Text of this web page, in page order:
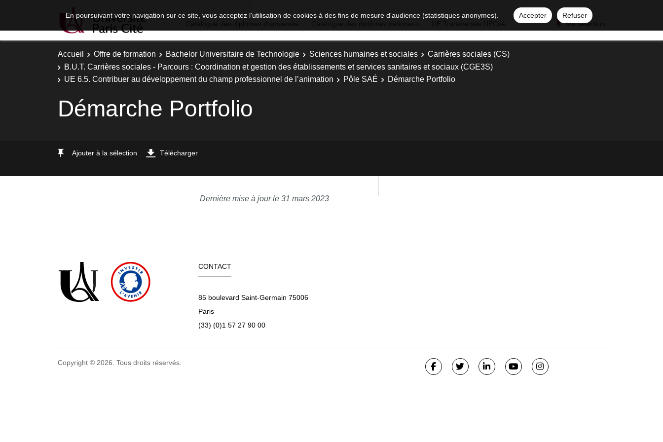
En poursuivant votre navigation sur ce site, vous acceptez l'utilisation de cookies à des fins de mesure d'audience (statistiques anonymes). Accepter
Refuser
Ma sélection
Accueil Offre de formation Bachelor Universitaire de Technologie Sciences humaines et sociales
Carrières sociales (CS)
B.U.T. Carrières sociales - Parcours : Coordination et gestion des établissements et services sanitaires et sociaux (CGE3S)
UE 6.5. Contribuer au développement du champ professionnel de l’animation
Pôle SAÉ Démarche Portfolio
Démarche Portfolio
Ajouter à la sélection Télécharger
Dernière mise à jour le 31 mars 2023
CONTACT
85 boulevard Saint-Germain 75006
Paris
(33) (0)1 57 27 90 00
Copyright © 2026. Tous droits réservés.